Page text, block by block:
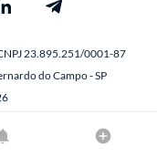
23.895.251/0001-87
do Campo - SP